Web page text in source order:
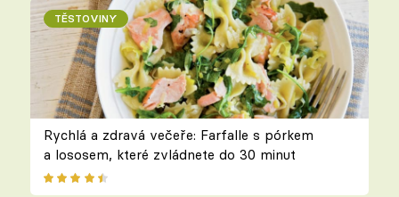
TĚSTOVINY
Rychlá a zdravá večeře: Farfalle s pórkem
a lososem, které zvládnete do 30 minut